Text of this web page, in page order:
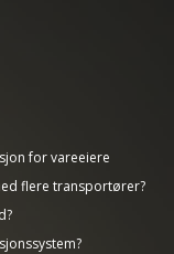
for vareeiere
flere transportører?